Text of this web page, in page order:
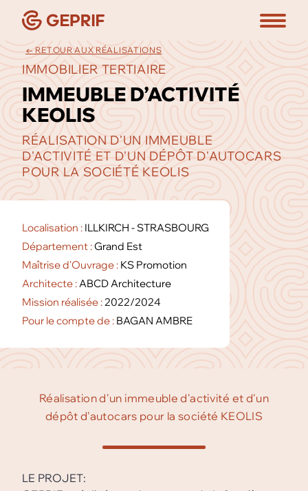
← RETOUR AUX RÉALISATIONS
IMMOBILIER TERTIAIRE
IMMEUBLE D’ACTIVITÉ
KEOLIS
RÉALISATION D'UN IMMEUBLE
D'ACTIVITÉ ET D'UN DÉPÔT D'AUTOCARS
POUR LA SOCIÉTÉ KEOLIS
Localisation : ILLKIRCH - STRASBOURG
Département :Grand Est
Maîtrise d'Ouvrage : KS Promotion
Architecte :ABCD Architecture
Mission réalisée :2022/2024
Pour le compte de : BAGAN AMBRE
Réalisation d'un immeuble d'activité et d'un
dépôt d'autocars pour la société KEOLIS
LE PROJET: